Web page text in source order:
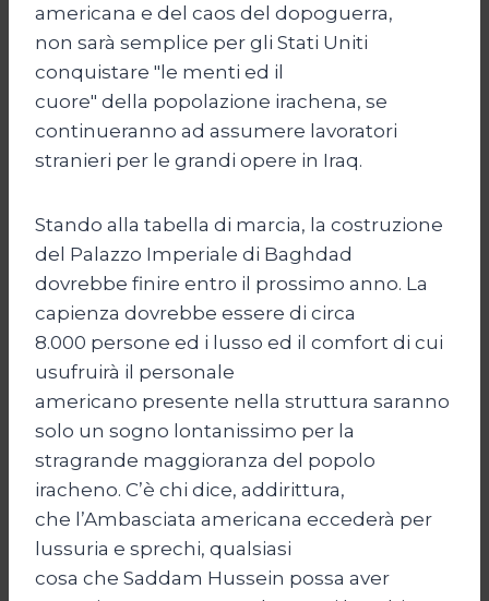
americana e del caos del dopoguerra,
non sarà semplice per gli Stati Uniti
conquistare "le menti ed il
cuore" della popolazione irachena, se
continueranno ad assumere lavoratori
stranieri per le grandi opere in Iraq.
Stando alla tabella di marcia, la costruzione
del Palazzo Imperiale di Baghdad
dovrebbe finire entro il prossimo anno. La
capienza dovrebbe essere di circa
8.000 persone ed i lusso ed il comfort di cui
usufruirà il personale
americano presente nella struttura saranno
solo un sogno lontanissimo per la
stragrande maggioranza del popolo
iracheno. C’è chi dice, addirittura,
che l’Ambasciata americana eccederà per
lussuria e sprechi, qualsiasi
cosa che Saddam Hussein possa aver